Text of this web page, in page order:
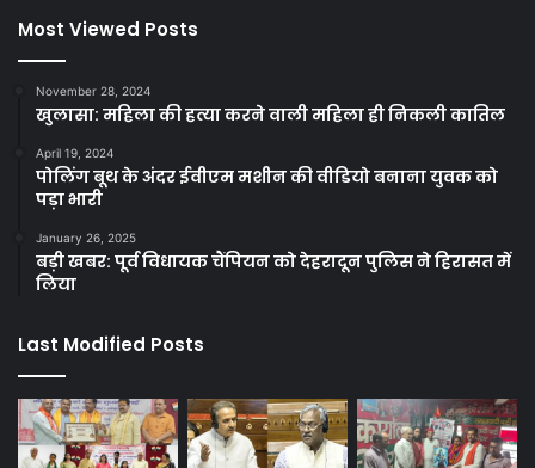
Most Viewed Posts
November 28, 2024
खुलासा: महिला की हत्या करने वाली महिला ही निकली कातिल
April 19, 2024
पोलिंग बूथ के अंदर ईवीएम मशीन की वीडियो बनाना युवक को
पड़ा भारी
January 26, 2025
बड़ी खबर: पूर्व विधायक चैंपियन को देहरादून पुलिस ने हिरासत में
लिया
Last Modified Posts